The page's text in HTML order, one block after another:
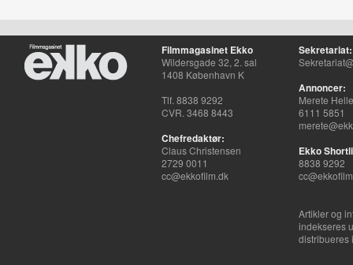
Filmmagasinet Ekko
Wildersgade 32, 2. sal
1408 København K
Tlf. 8838 9292
CVR. 3468 8443
Chefredaktør:
Claus Christensen
2729 0011
cc@ekkofilm.dk
Sekretariat:
Annoncer:
Merete
6111 5851
Ekko
8838 9292
Artikler og
indekseres
distribueres